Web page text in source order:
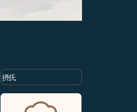
Weather unit option 摂氏 Selected
摂氏
keyboard_arrow_down